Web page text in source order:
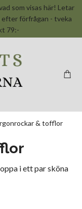
som visas här! Letar
förfrågan - tveka
79:-
& tofflor
i ett par sköna